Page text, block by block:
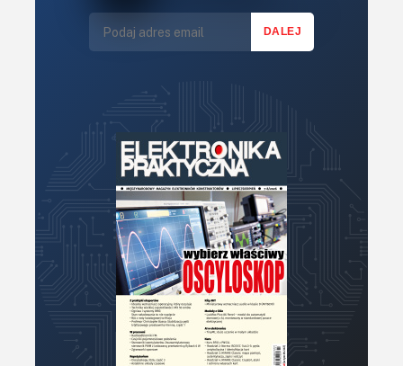
LED/LCD/OLED
Mechatronika
Optoelektronika
PCB/Montaż
Podstawy elektroniki
Podzespoły bierne
Półprzewodniki
Pomiary i testy
Projektowanie